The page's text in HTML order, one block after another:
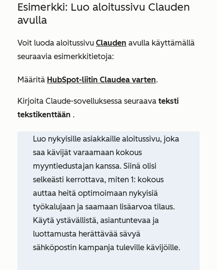
Esimerkki: Luo aloitussivu Clauden
avulla
Voit luoda aloitussivu Clauden avulla käyttämällä
seuraavia esimerkkitietoja:
Määritä HubSpot-liitin Claudea varten.
Kirjoita Claude-sovelluksessa seuraava teksti
tekstikenttään .
Luo nykyisille asiakkaille aloitussivu, joka
saa kävijät varaamaan kokous
myyntiedustajan kanssa. Siinä olisi
selkeästi kerrottava, miten 1: kokous
auttaa heitä optimoimaan nykyisiä
työkalujaan ja saamaan lisäarvoa tilaus.
Käytä ystävällistä, asiantuntevaa ja
luottamusta herättävää sävyä
sähköpostin kampanja tuleville kävijöille.